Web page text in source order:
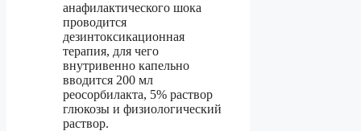
анафилактического шока
проводится
дезинтоксикационная
терапия, для чего
внутривенно капельно
вводится 200 мл
реосорбилакта, 5% раствор
глюкозы и физиологический
раствор.